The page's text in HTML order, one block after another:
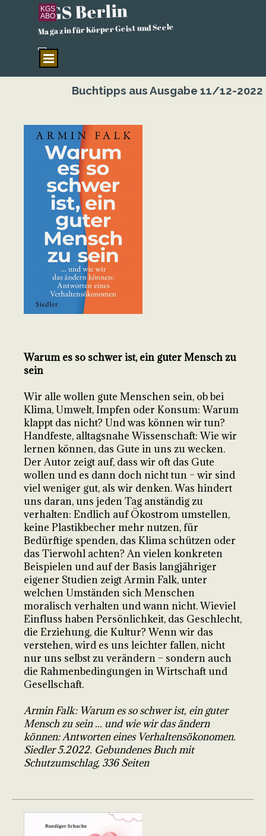
Direkt zum Seiteninhalt
KGS Berlin
Magazin für Körper Geist und Seele
KGS
ABO
Menü überspringen
Buchtipps aus Ausgabe 11/12-2022
Warum es so schwer ist, ein guter Mensch zu
sein
Wir alle wollen gute Menschen sein, ob bei
Klima, Umwelt, Impfen oder Konsum: Warum
klappt das nicht? Und was können wir tun?
Handfeste, alltagsnahe Wissenschaft: Wie wir
lernen können, das Gute in uns zu wecken.
Der Autor zeigt auf, dass wir oft das Gute
wollen und es dann doch nicht tun – wir sind
viel weniger gut, als wir denken. Was hindert
uns daran, uns jeden Tag anständig zu
verhalten: Endlich auf Ökostrom umstellen,
keine Plastikbecher mehr nutzen, für
Bedürftige spenden, das Klima schützen oder
das Tierwohl achten? An vielen konkreten
Beispielen und auf der Basis langjähriger
eigener Studien zeigt Armin Falk, unter
welchen Umständen sich Menschen
moralisch verhalten und wann nicht. Wieviel
Einfluss haben Persönlichkeit, das Geschlecht,
die Erziehung, die Kultur? Wenn wir das
verstehen, wird es uns leichter fallen, nicht
nur uns selbst zu verändern – sondern auch
die Rahmenbedingungen in Wirtschaft und
Gesellschaft.
Armin Falk: Warum es so schwer ist, ein guter
Mensch zu sein ... und wie wir das ändern
können: Antworten eines Verhaltensökonomen.
Siedler 5.2022. Gebundenes Buch mit
Schutzumschlag, 336 Seiten